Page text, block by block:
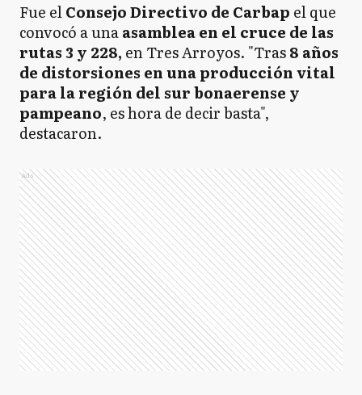
Fue elConsejo Directivo de Carbap el que
convocó a unaasamblea en el cruce de las
rutas 3 y 228, en Tres Arroyos. "Tras8 años
de distorsiones en una producción vital
para la región del sur bonaerense y
pampeano, es hora de decir basta",
destacaron.
Ads